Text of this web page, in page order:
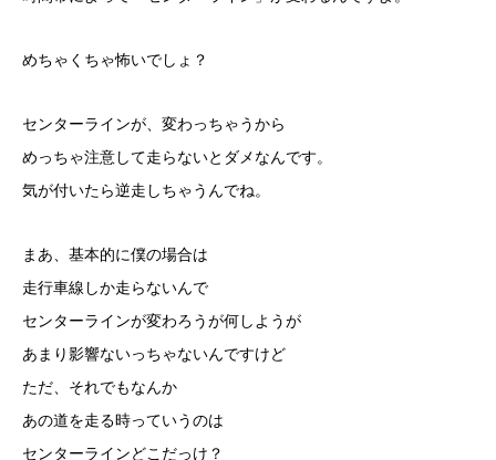
めちゃくちゃ怖いでしょ？
センターラインが、変わっちゃうから
めっちゃ注意して走らないとダメなんです。
気が付いたら逆走しちゃうんでね。
まあ、基本的に僕の場合は
走行車線しか走らないんで
センターラインが変わろうが何しようが
あまり影響ないっちゃないんですけど
ただ、それでもなんか
あの道を走る時っていうのは
センターラインどこだっけ？